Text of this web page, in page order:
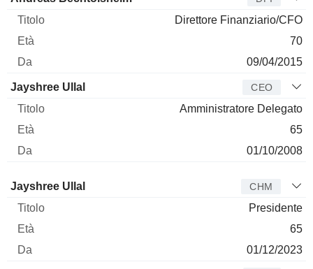
Direttore Finanziario/CFO
70
09/04/2015
Jayshree Ullal CEO
Amministratore Delegato
65
01/10/2008
Amministratore
Jayshree Ullal CHM
Presidente
65
01/12/2023